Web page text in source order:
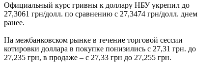
Официальный курс гривны к доллару НБУ укрепил до
27,3061 грн/долл. по сравнению с 27,3474 грн/долл. днем
ранее.
На межбанковском рынке в течение торговой сессии
котировки доллара в покупке понизились с 27,31 грн. до
27,235 грн, в продаже – с 27,33 грн до 27,255 грн.